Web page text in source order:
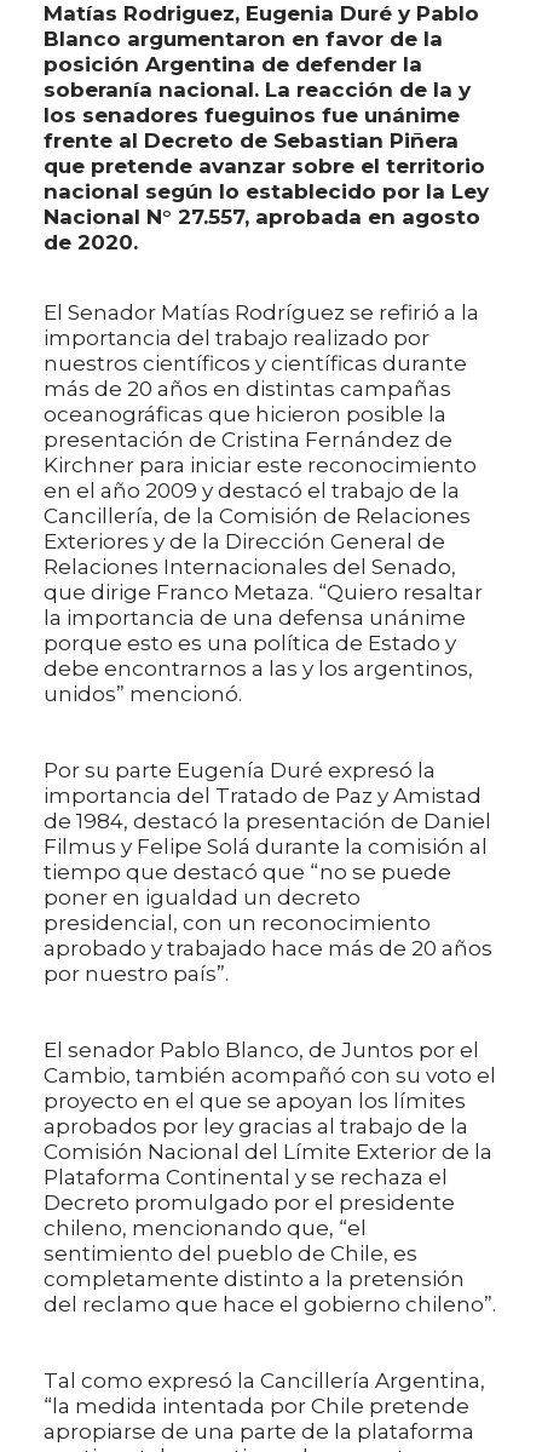
Matías Rodriguez, Eugenia Duré y Pablo
Blanco argumentaron en favor de la
posición Argentina de defender la
soberanía nacional. La reacción de la y
los senadores fueguinos fue unánime
frente al Decreto de Sebastian Piñera
que pretende avanzar sobre el territorio
nacional según lo establecido por la Ley
Nacional N° 27.557, aprobada en agosto
de 2020.
El Senador Matías Rodríguez se refirió a la
importancia del trabajo realizado por
nuestros científicos y científicas durante
más de 20 años en distintas campañas
oceanográficas que hicieron posible la
presentación de Cristina Fernández de
Kirchner para iniciar este reconocimiento
en el año 2009 y destacó el trabajo de la
Cancillería, de la Comisión de Relaciones
Exteriores y de la Dirección General de
Relaciones Internacionales del Senado,
que dirige Franco Metaza. “Quiero resaltar
la importancia de una defensa unánime
porque esto es una política de Estado y
debe encontrarnos a las y los argentinos,
unidos” mencionó.
Por su parte Eugenía Duré expresó la
importancia del Tratado de Paz y Amistad
de 1984, destacó la presentación de Daniel
Filmus y Felipe Solá durante la comisión al
tiempo que destacó que “no se puede
poner en igualdad un decreto
presidencial, con un reconocimiento
aprobado y trabajado hace más de 20 años
por nuestro país”.
El senador Pablo Blanco, de Juntos por el
Cambio, también acompañó con su voto el
proyecto en el que se apoyan los límites
aprobados por ley gracias al trabajo de la
Comisión Nacional del Límite Exterior de la
Plataforma Continental y se rechaza el
Decreto promulgado por el presidente
chileno, mencionando que, “el
sentimiento del pueblo de Chile, es
completamente distinto a la pretensión
del reclamo que hace el gobierno chileno”.
Tal como expresó la Cancillería Argentina,
“la medida intentada por Chile pretende
apropiarse de una parte de la plataforma